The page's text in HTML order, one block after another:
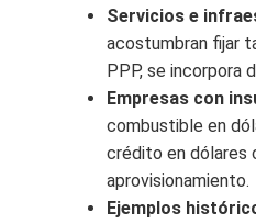
Servicios e
acostumbran fijar
PPP, se incorpora
Empresas con
combustible en
crédito en dólares
aprovisionamiento.
Ejemplos